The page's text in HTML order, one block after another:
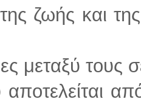
ζωής και
μεταξύ τους